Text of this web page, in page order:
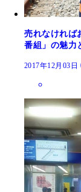
売れなければ
番組」の魅力
2017年12月03日